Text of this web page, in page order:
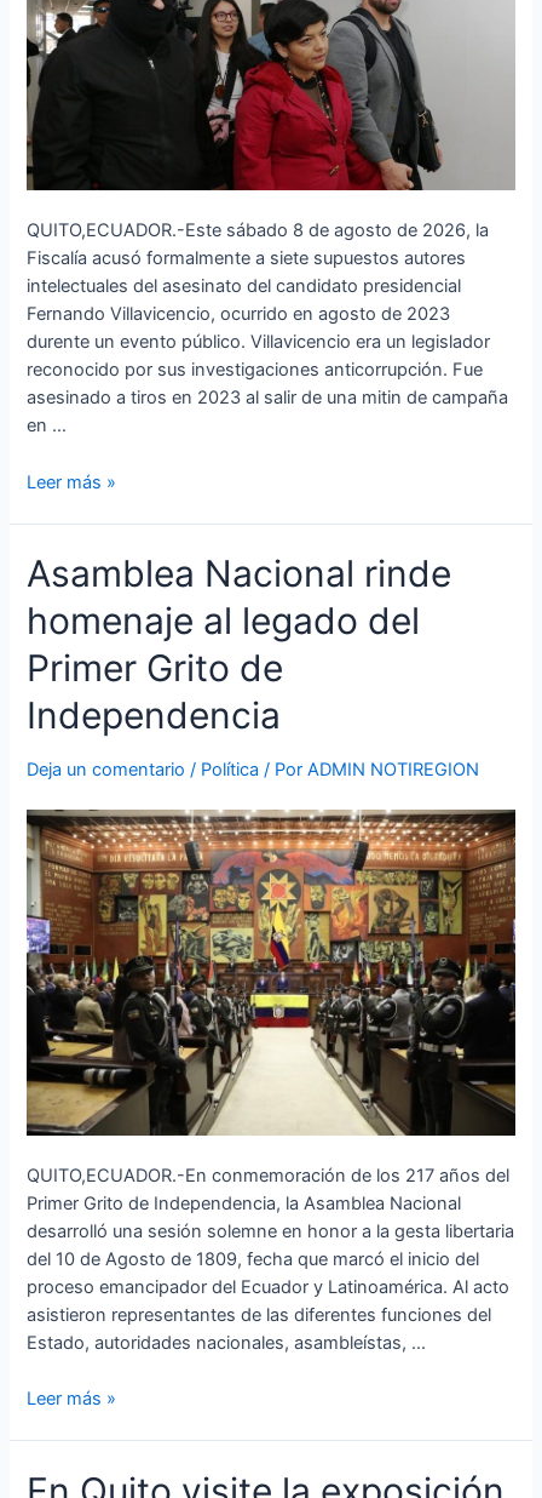
QUITO,ECUADOR.-Este sábado 8 de agosto de 2026, la
Fiscalía acusó formalmente a siete supuestos autores
intelectuales del asesinato del candidato presidencial
Fernando Villavicencio, ocurrido en agosto de 2023
durente un evento público. Villavicencio era un legislador
reconocido por sus investigaciones anticorrupción. Fue
asesinado a tiros en 2023 al salir de una mitin de campaña
en …
Leer más »
Asamblea Nacional rinde
homenaje al legado del
Primer Grito de
Independencia
Deja un comentario / Política / PorADMIN NOTIREGION
QUITO,ECUADOR.-En conmemoración de los 217 años del
Primer Grito de Independencia, la Asamblea Nacional
desarrolló una sesión solemne en honor a la gesta libertaria
del 10 de Agosto de 1809, fecha que marcó el inicio del
proceso emancipador del Ecuador y Latinoamérica. Al acto
asistieron representantes de las diferentes funciones del
Estado, autoridades nacionales, asambleístas, …
Asamblea
Nacional
rinde
al
legado
del
Primer
Grito
de
Independencia
Leer más »
En